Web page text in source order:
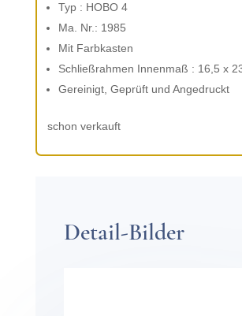
Typ : HOBO 4
Ma. Nr.: 1985
Mit Farbkas­ten
Schließrah­men Innen­maß : 16,5 x
Gere­inigt, Geprüft und Angedruckt
schon verkauft
Detail-Bilder